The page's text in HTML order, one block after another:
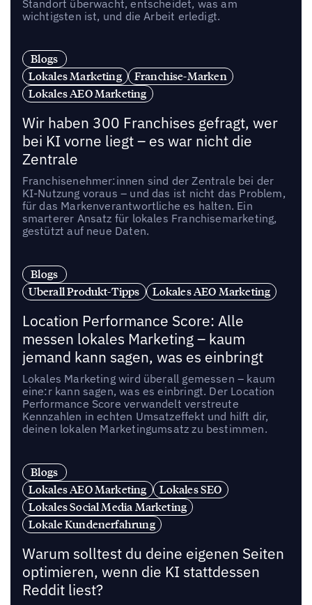
Standort überwacht, entscheidet, was am
wichtigsten ist, und die Arbeit erledigt.
Blogs
Lokales Marketing
Franchise-Marken
Lokales AEO Marketing
Wir haben 300 Franchises gefragt, wer
bei KI vorne liegt – es war nicht die
Zentrale
Franchisenehmer:innen sind der Zentrale bei der
KI-Nutzung voraus – und das ist nicht das Problem,
für das Markenverantwortliche es halten. Ein
smarterer Ansatz für lokales Franchisemarketing,
gestützt auf neue Daten.
Blogs
Uberall Produkt-Tipps
Lokales AEO Marketing
Location Performance Score: Alle
messen lokales Marketing – kaum
jemand kann sagen, was es einbringt
Lokales Marketing wird überall gemessen – kaum
eine:r kann sagen, was es einbringt. Der Location
Performance Score verwandelt verstreute
Kennzahlen in echten Umsatzeffekt und hilft dir,
deinen lokalen Marketingumsatz zu bestimmen.
Blogs
Lokales AEO Marketing
Lokales SEO
Lokales Social Media Marketing
Lokale Kundenerfahrung
Warum solltest du deine eigenen Seiten
optimieren, wenn die KI stattdessen
Reddit liest?